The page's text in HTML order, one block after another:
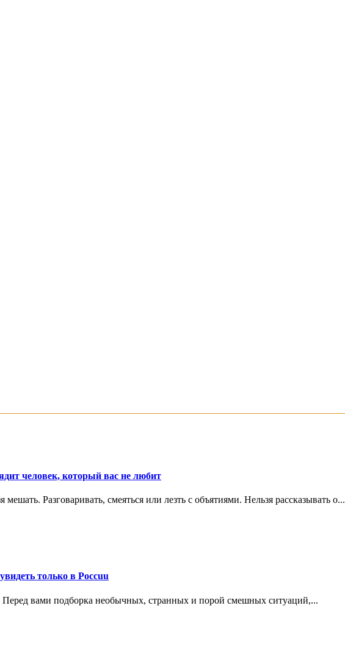
человек, который вас не любит
Разговаривать, смеяться или лезть с объятиями. Нельзя рассказывать о...
только в Россuu
вами подборка необычных, странных и порой смешных ситуаций,...